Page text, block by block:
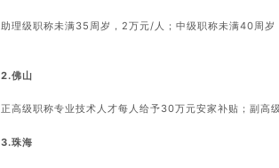
助理级职称未满35周岁，2万元/人；中级职称未满40周
2.佛山
正高级职称专业技术人才每人给予30万元安家补贴；副高
3.珠海